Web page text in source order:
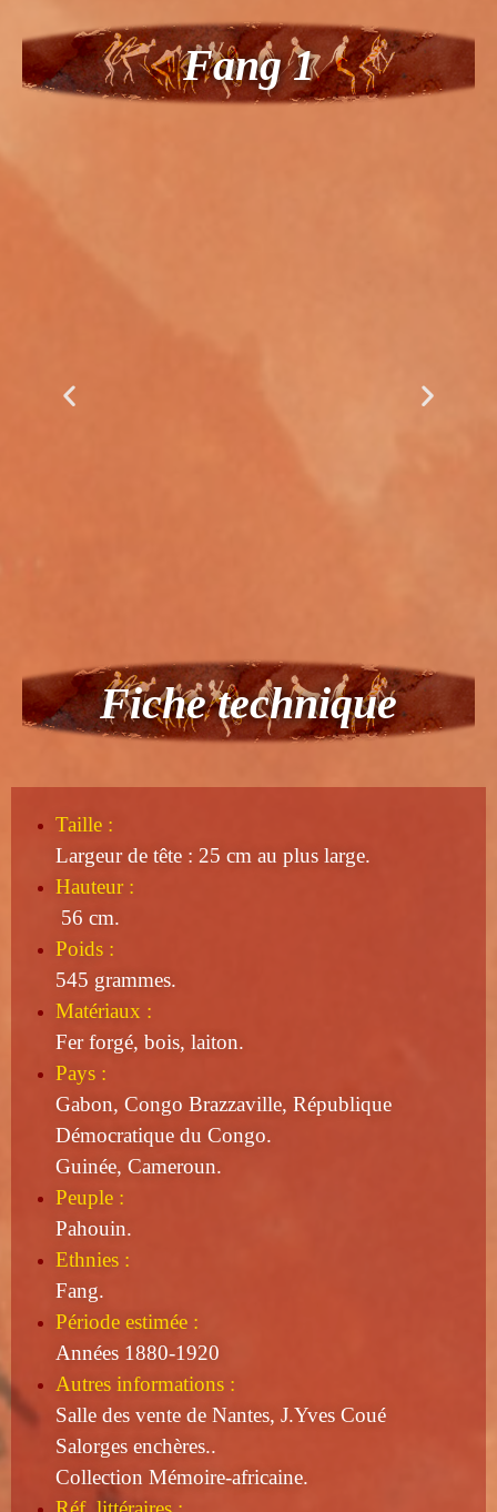
Fang 1
Fiche technique
Taille :
Largeur de tête : 25 cm au plus large.
Hauteur :
56 cm.
Poids :
545 grammes.
Matériaux :
Fer forgé, bois, laiton.
Pays :
Gabon, Congo Brazzaville, République
Démocratique du Congo.
Guinée, Cameroun.
Peuple :
Pahouin.
Ethnies :
Fang.
Période estimée :
Années 1880-1920
Autres informations :
Salle des vente de Nantes, J.Yves Coué
Salorges enchères..
Collection Mémoire-africaine.